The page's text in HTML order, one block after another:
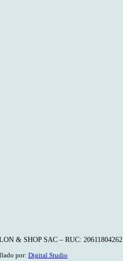
& SHOP SAC – RUC: 20611804262
por: Digital Studio